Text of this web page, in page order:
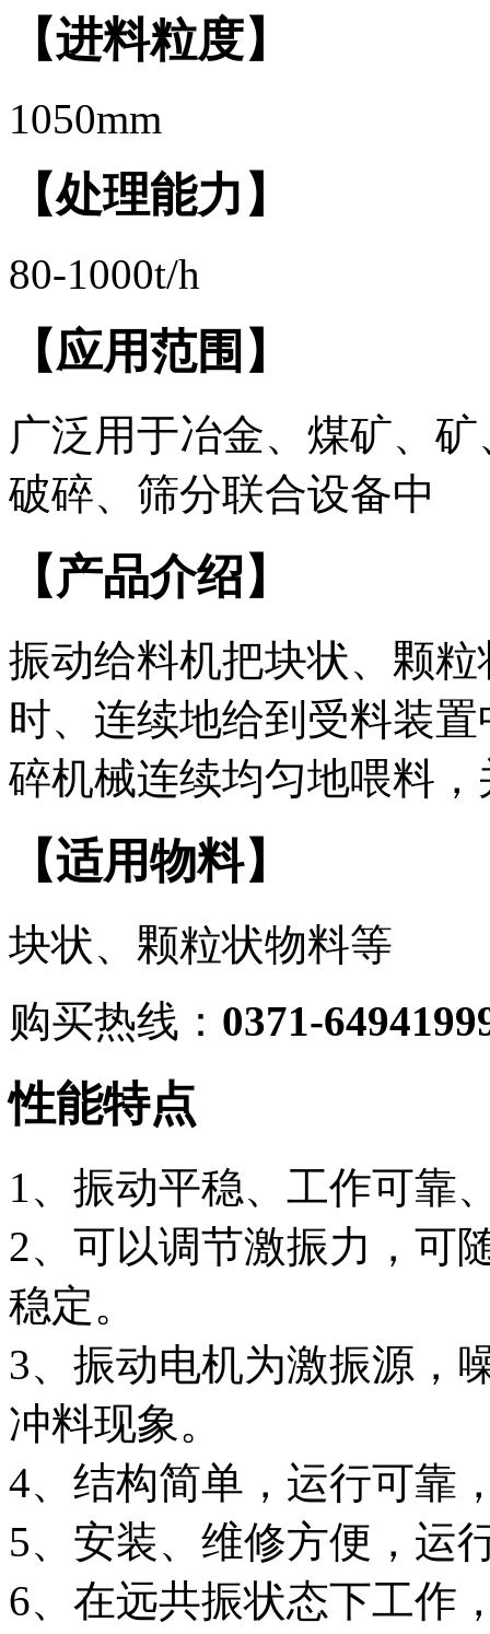
【进料粒度】
1050mm
【处理能力】
80-1000t/h
【应用范围】
广泛用于冶金、煤矿、
破碎、筛分联合设备中
【产品介绍】
振动给料机把块状、颗
时、连续地给到受料装
碎机械连续均匀地喂料
【适用物料】
块状、颗粒状物料等
购买热线： 0371-
性能特点
1、振动平稳、工作可靠
2、可以调节激振力，可
稳定。
3、振动电机为激振源，
冲料现象。
4、结构简单，运行可靠
5、安装、维修方便，运
6、在远共振状态下工作